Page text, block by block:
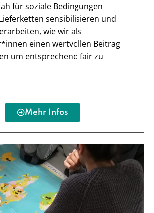
für soziale Bedingungen
sensibilisieren und
wie wir als
einen wertvollen Beitrag
um entsprechend fair zu
Mehr Infos